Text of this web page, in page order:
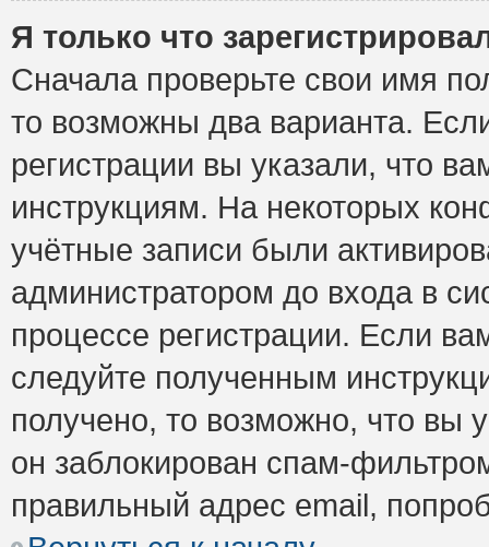
Я только что
Сначала проверьте свои имя
то возможны два варианта.
регистрации вы указали, что
инструкциям. На некоторых
учётные записи были
администратором до входа в
процессе регистрации. Если
следуйте полученным
получено, то возможно, что вы
он заблокирован спам-
правильный адрес email,